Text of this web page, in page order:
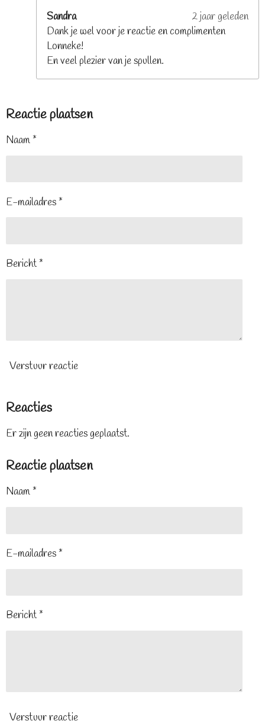
Sandra
2 jaar geleden
Dank je wel voor je reactie en complimenten
Lonneke!
En veel plezier van je spullen.
Reactie plaatsen
Naam *
E-mailadres *
Bericht *
Verstuur reactie
Reacties
Er zijn geen reacties geplaatst.
Reactie plaatsen
Naam *
E-mailadres *
Bericht *
Verstuur reactie